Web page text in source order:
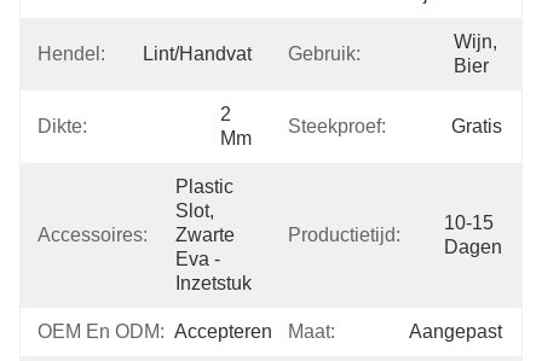
Hendel: Lint/handvat Gebruik:
Wijn,
Bier
Dikte:
2
Mm
Steekproef: Gratis
Accessoires:
Plastic
Slot,
Zwarte
Eva -
Inzetstuk
Productietijd:
10-15
Dagen
OEM En ODM: Accepteren Maat: Aangepast